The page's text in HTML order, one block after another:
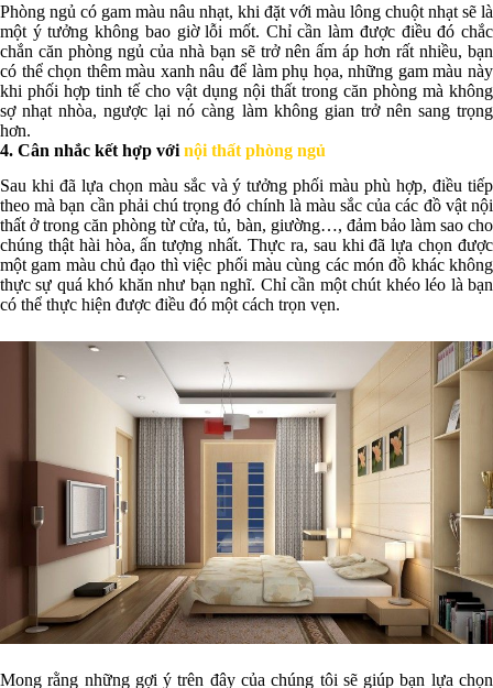
Phòng ngủ có gam màu nâu nhạt, khi đặt với màu lông chuột nhạt sẽ là
một ý tưởng không bao giờ lỗi mốt. Chỉ cần làm được điều đó chắc
chắn căn phòng ngủ của nhà bạn sẽ trở nên ấm áp hơn rất nhiều, bạn
có thể chọn thêm màu xanh nâu để làm phụ họa, những gam màu này
khi phối hợp tinh tế cho vật dụng nội thất trong căn phòng mà không
sợ nhạt nhòa, ngược lại nó càng làm không gian trở nên sang trọng
hơn.
4. Cân nhắc kết hợp với nội thất phòng ngủ
Sau khi đã lựa chọn màu sắc và ý tưởng phối màu phù hợp, điều tiếp
theo mà bạn cần phải chú trọng đó chính là màu sắc của các đồ vật nội
thất ở trong căn phòng từ cửa, tủ, bàn, giường…, đảm bảo làm sao cho
chúng thật hài hòa, ấn tượng nhất. Thực ra, sau khi đã lựa chọn được
một gam màu chủ đạo thì việc phối màu cùng các món đồ khác không
thực sự quá khó khăn như bạn nghĩ. Chỉ cần một chút khéo léo là bạn
có thể thực hiện được điều đó một cách trọn vẹn.
Mong rằng những gợi ý trên đây của chúng tôi sẽ giúp bạn lựa chọn